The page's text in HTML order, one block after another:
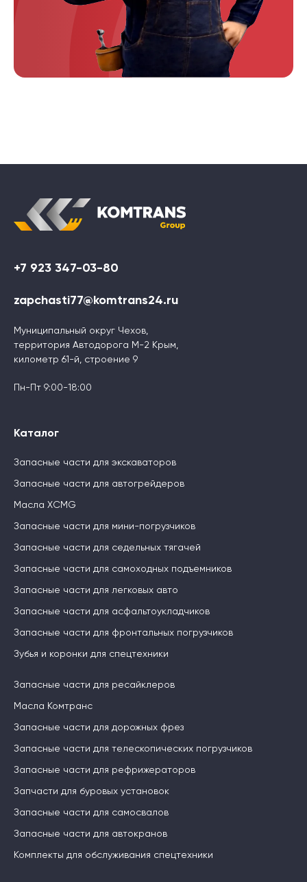
+7 923 347-03-80
zapchasti77@komtrans24.ru
Муниципальный округ Чехов,
территория Автодорога М-2 Крым,
километр 61-й, строение 9
Пн-Пт 9:00-18:00
Каталог
Запасные части для экскаваторов
Запасные части для автогрейдеров
Масла XCMG
Запасные части для мини-погрузчиков
Запасные части для седельных тягачей
Запасные части для самоходных подъемников
Запасные части для легковых авто
Запасные части для асфальтоукладчиков
Запасные части для фронтальных погрузчиков
Зубья и коронки для спецтехники
Запасные части для ресайклеров
Масла Комтранс
Запасные части для дорожных фрез
Запасные части для телескопических погрузчиков
Запасные части для рефрижераторов
Запчасти для буровых установок
Запасные части для самосвалов
Запасные части для автокранов
Комплекты для обслуживания спецтехники